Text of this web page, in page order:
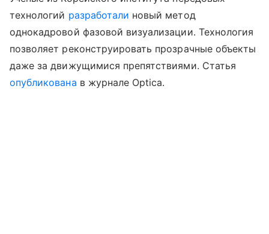
технологий разработали новый метод
однокадровой фазовой визуализации. Технология
позволяет реконструировать прозрачные объекты
даже за движущимися препятствиями. Статья
опубликована в журнале Optica.